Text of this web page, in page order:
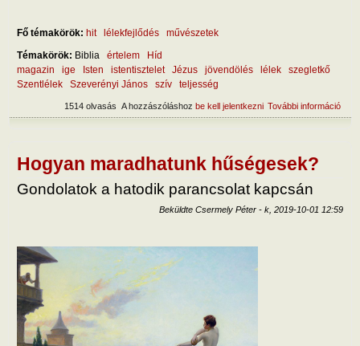
Fő témakörök: hit lélekfejlődés
művészetek
Témakörök: Biblia értelem
Híd
magazin
ige Isten istentisztelet Jézus jövendölés lélek
szegletkő
Szentlélek
Szeverényi János szív teljesség
További információ
és
A hozzászóláshoz be kell jelentkezni
1514 olvasás
Hogyan maradhatunk hűségesek?
Gondolatok a hatodik parancsolat kapcsán
Beküldte Csermely Péter - k, 2019-10-01 12:59